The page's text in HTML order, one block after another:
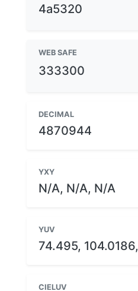
4a5320
WEB SAFE
333300
DECIMAL
4870944
YXY
N/A, N/A, N/A
YUV
74.495,
CIELUV